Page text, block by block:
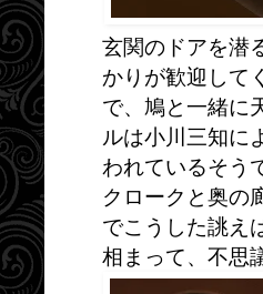
玄関のドアを潜
かりが歓迎して
で、鳩と一緒に
ルは小川三知に
われているそう
クロークと奥の
でこうした誂え
相まって、不思